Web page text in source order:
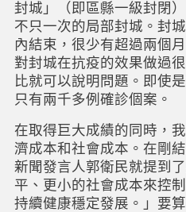
封城」（即區縣一級封閉
不只一次的局部封城。封
內結束，很少有超過兩個
對封城在抗疫的效果做過
比就可以說明問題。即使
只有兩千多例確診個案。
在取得巨大成績的同時，
濟成本和社會成本。在剛
新聞發言人郭衛民就提到
平、更小的社會成本來控
持續健康穩定發展。」要